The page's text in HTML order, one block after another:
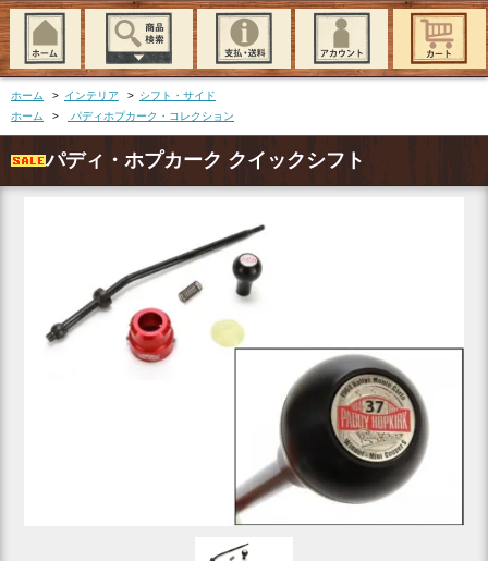
ホーム > インテリア > シフト・サイド
ホーム
> パディホプカーク・コレクション
パディ・ホプカーク クイックシフト